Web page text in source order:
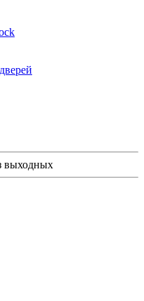
выходных